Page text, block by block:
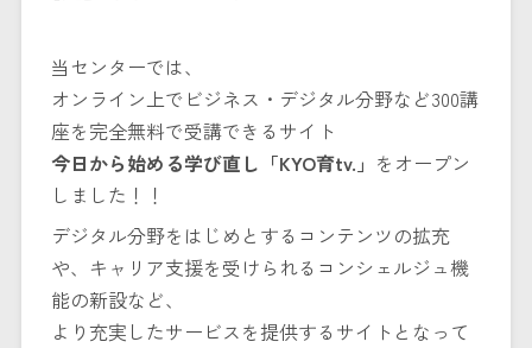
当センターでは、
オンライン上でビジネス・デジタル分野など300講
座を完全無料で受講できるサイト
今日から始める学び直し「KYO育tv.」 をオープン
しました！！
デジタル分野をはじめとするコンテンツの拡充
や、キャリア支援を受けられるコンシェルジュ機
能の新設など、
より充実したサービスを提供するサイトとなって